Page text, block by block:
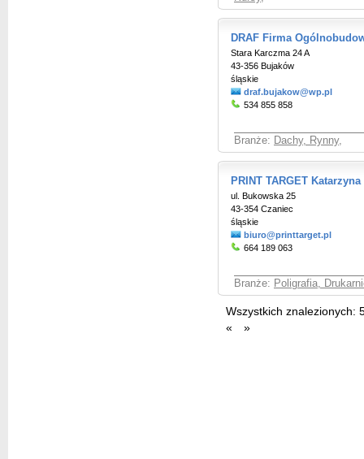
DRAF Firma
Stara Karczma 24 A
43-356 Bujaków
śląskie
draf.bujakow@wp.pl
534 855 858
Branże: Dachy, Rynny,
PRINT TARGET
ul. Bukowska 25
43-354 Czaniec
śląskie
biuro@printtarget.pl
664 189 063
Branże: Poligrafia,
Wszystkich znalezionych:
«
»